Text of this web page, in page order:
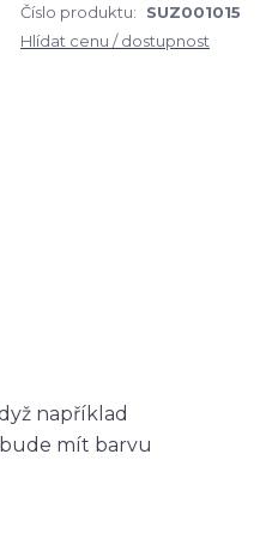
Číslo produktu: SUZ001015
Hlídat cenu / dostupnost
například
mít barvu